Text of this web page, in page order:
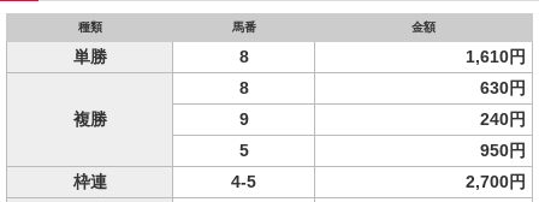
種類 馬番 金額
単勝 8 1,610円
複勝
8
630円
9
240円
5
950円
枠連
4-5
2,700円